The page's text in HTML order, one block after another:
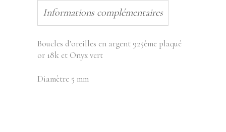
Informations complémentaires
Boucles d’oreilles en argent 925ème plaqué
or 18k et Onyx vert
Diamètre 5 mm